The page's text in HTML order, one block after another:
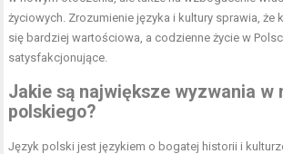
życiowych. Zrozumienie języka i kultury sprawia, że
się bardziej wartościowa, a codzienne życie w
satysfakcjonujące.
Jakie są największe wyzwania w
polskiego?
Język polski jest językiem o bogatej historii i